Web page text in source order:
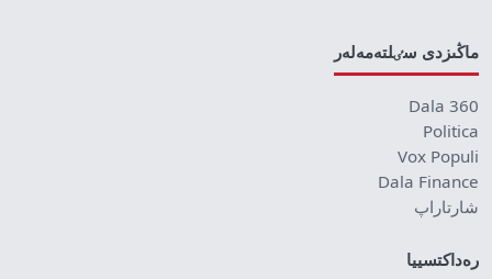
ماڭىزدى سٸلتەمەلەر
Dala 360
Politica
Vox Populi
Dala Finance
شارتاراپ
رەداكتسييا